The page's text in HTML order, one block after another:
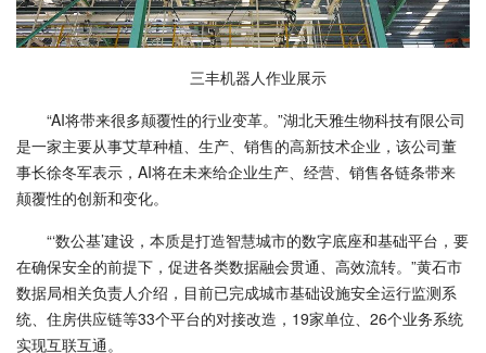
三丰机器人作业展示
“AI将带来很多颠覆性的行业变革。”湖北天雅生物科技有限公司
是一家主要从事艾草种植、生产、销售的高新技术企业，该公司董
事长徐冬军表示，AI将在未来给企业生产、经营、销售各链条带来
颠覆性的创新和变化。
“‘数公基’建设，本质是打造智慧城市的数字底座和基础平台，要
在确保安全的前提下，促进各类数据融会贯通、高效流转。”黄石市
数据局相关负责人介绍，目前已完成城市基础设施安全运行监测系
统、住房供应链等33个平台的对接改造，19家单位、26个业务系统
实现互联互通。